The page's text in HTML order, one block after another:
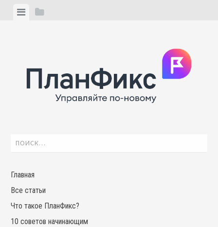
ViewView
Найти:
Главная
Все статьи
Что такое ПланФикс?
10 советов начинающим